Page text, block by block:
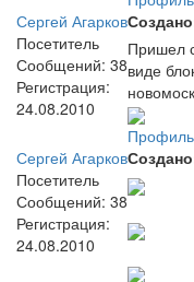
Сергей Агарков
Посетитель
Сообщений: 38
Регистрация:
24.08.2010
Пришел
виде
Профиль
Сергей Агарков
Посетитель
Сообщений: 38
Регистрация:
24.08.2010